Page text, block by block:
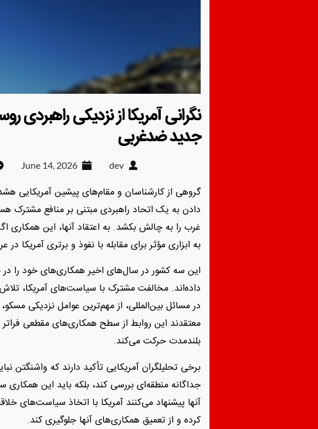
نگرانی آمریکا از نزدیکی راهبردی
جدید ضدغربی
dev
June 14, 2026
گروهی از کارشناسان و مقام‌های پیشین آمریکایی
دادن به یک اتحاد راهبردی مبتنی بر منافع مشترک
غرب را به چالش بکشد. به اعتقاد آنها، این همکاری
به ابزاری مؤثر برای مقابله با نفوذ و برتری
این سه کشور در سال‌های اخیر همکاری‌های خود را
داده‌اند. مخالفت مشترک با سیاست‌های آمریکا،
در مسائل بین‌المللی، از مهم‌ترین عوامل نزدیکی
معتقدند این روابط از سطح همکاری‌های مقطعی
بلندمدت حرکت می‌کند.
برخی تحلیلگران آمریکایی تأکید دارند که واشنگتن
جداگانه منطقه‌ای بررسی کند، بلکه باید این
آنها پیشنهاد می‌کنند آمریکا با اتخاذ سیاست‌های
کرده و از تعمیق همکاری‌های آنها جلوگیری کند.